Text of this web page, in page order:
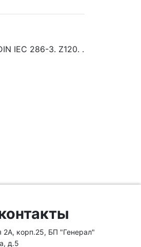
IEC 286-3. Z120. .
2А, корп.25, БП "Генерал"
д.5